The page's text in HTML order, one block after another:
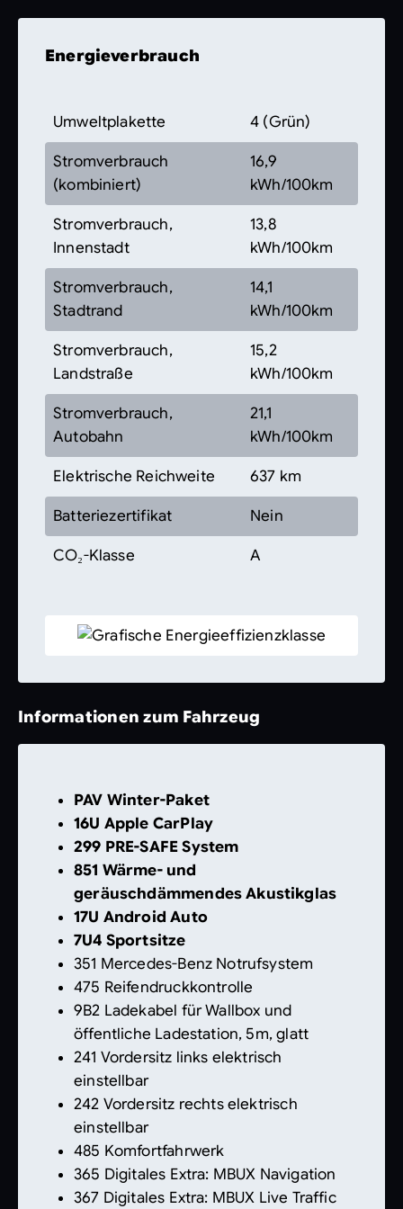
Energieverbrauch
Umweltplakette 4 (Grün)
Stromverbrauch
(kombiniert)
16,9
kWh/100km
Stromverbrauch,
Innenstadt
13,8
kWh/100km
Stromverbrauch,
Stadtrand
14,1
kWh/100km
Stromverbrauch,
Landstraße
15,2
kWh/100km
Stromverbrauch,
Autobahn
21,1
kWh/100km
Elektrische Reichweite 637 km
Batteriezertifikat Nein
CO₂-Klasse A
Informationen zum Fahrzeug
PAV Winter-Paket
16U Apple CarPlay
299 PRE-SAFE System
851 Wärme- und
geräuschdämmendes Akustikglas
17U Android Auto
7U4 Sportsitze
351 Mercedes-Benz Notrufsystem
475 Reifendruckkontrolle
9B2 Ladekabel für Wallbox und
öffentliche Ladestation, 5m, glatt
241 Vordersitz links elektrisch
einstellbar
242 Vordersitz rechts elektrisch
einstellbar
485 Komfortfahrwerk
365 Digitales Extra: MBUX Navigation
367 Digitales Extra: MBUX Live Traffic